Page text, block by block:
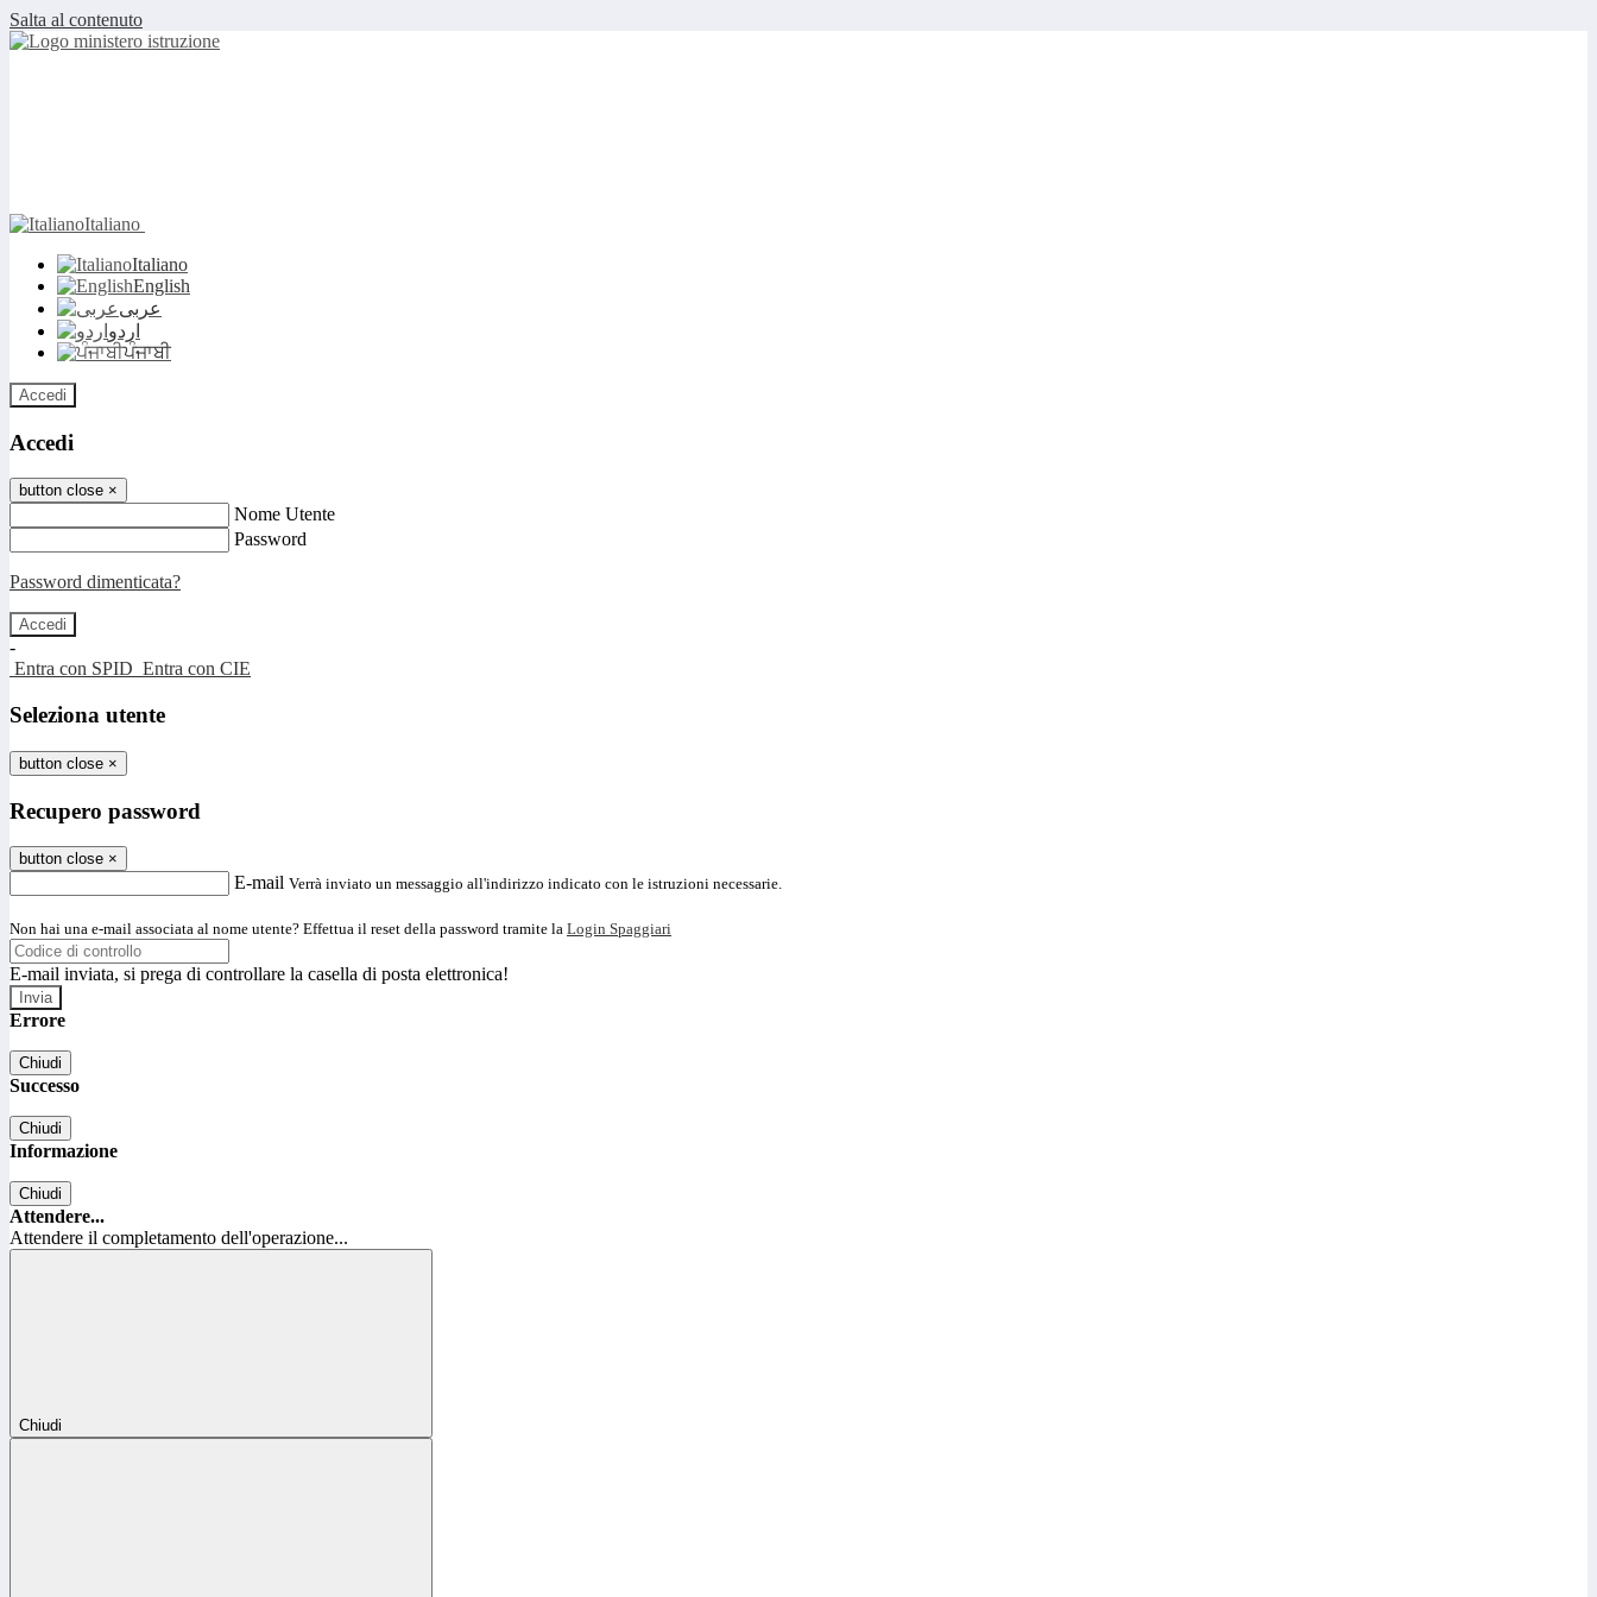
Salta al contenuto
Italiano
Italiano
English
عربى
اردو
ਪੰਜਾਬੀ
Accedi
Accedi
button close ×
Nome Utente
Password
Password dimenticata?
-
Entra con SPID Entra con CIE
Seleziona utente
button close ×
Recupero password
button close ×
E-mail Verrà inviato un messaggio all'indirizzo indicato con le istruzioni necessarie.
Non hai una e-mail associata al nome utente? Effettua il reset della password tramite la Login Spaggiari
E-mail inviata, si prega di controllare la casella di posta elettronica!
Errore
Chiudi
Successo
Chiudi
Informazione
Chiudi
Attendere...
Attendere il completamento dell'operazione...
Chiudi